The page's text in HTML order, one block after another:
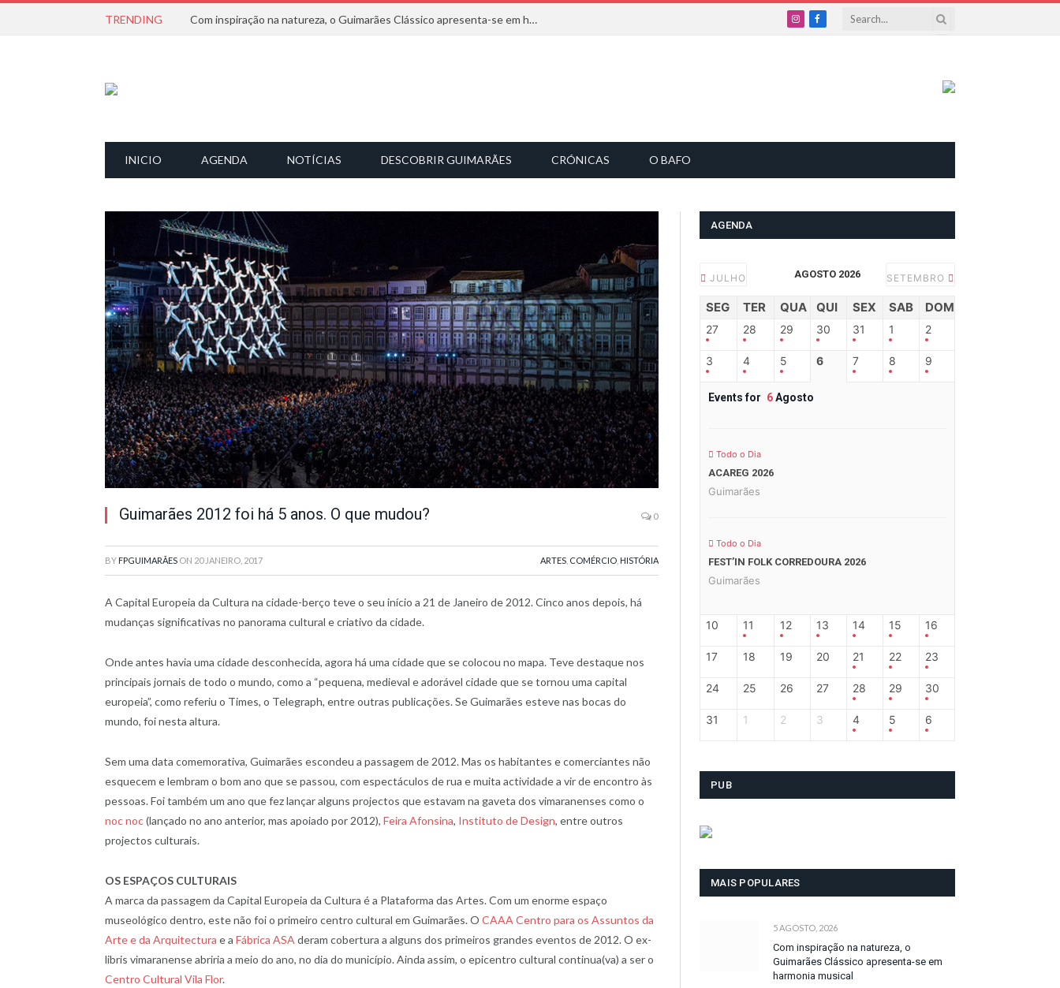
TRENDING Com inspiração na natureza, o Guimarães Clássico apresenta-se em harmonia musical
InstagramFacebook
INICIO AGENDA NOTÍCIAS DESCOBRIR GUIMARÃES CRÓNICAS O BAFO
Guimarães 2012 foi há 5 anos. O que mudou? 0
BY FPGUIMARÃES ON 20 JANEIRO, 2017 ARTES COMÉRCIO HISTÓRIA
A Capital Europeia da Cultura na cidade-berço teve o seu início a 21 de Janeiro de 2012. Cinco anos depois, há
mudanças significativas no panorama cultural e criativo da cidade.
Onde antes havia uma cidade desconhecida, agora há uma cidade que se colocou no mapa. Teve destaque nos
principais jornais de todo o mundo, como a “pequena, medieval e adorável cidade que se tornou uma capital
europeia”, como referiu o Times, o Telegraph, entre outras publicações. Se Guimarães esteve nas bocas do
mundo, foi nesta altura.
Sem uma data comemorativa, Guimarães escondeu a passagem de 2012. Mas os habitantes e comerciantes não
esquecem e lembram o bom ano que se passou, com espectáculos de rua e muita actividade a vir de encontro às
pessoas. Foi também um ano que fez lançar alguns projectos que estavam na gaveta dos vimaranenses como o
noc noc(lançado no ano anterior, mas apoiado por 2012), Feira Afonsina, Instituto de Design, entre outros
projectos culturais.
OS ESPAÇOS CULTURAIS
A marca da passagem da Capital Europeia da Cultura é a Plataforma das Artes. Com um enorme espaço
museológico dentro, este não foi o primeiro centro cultural em Guimarães. O CAAA Centro para os Assuntos da
Arte e da Arquitectura e a Fábrica ASA deram cobertura a alguns dos primeiros grandes eventos de 2012. O ex-
libris vimaranense abriria a meio do ano, no dia do município. Ainda assim, o epicentro cultural continua(va) a ser o
Centro Cultural Vila Flor.
AGENDA
JULHO AGOSTO 2026 SETEMBRO
SEG TER QUA QUI SEX SAB DOM
27 28 29 30 31 1 2
3 4 5 6 7 8 9
Events for 6Agosto
Todo o Dia
ACAREG 2026
Guimarães
Todo o Dia
FEST’IN FOLK CORREDOURA 2026
Guimarães
10 11 12 13 14 15 16
17 18 19 20 21 22 23
24 25 26 27 28 29 30
31 1 2 3 4 5 6
PUB
MAIS POPULARES
5 AGOSTO, 2026
Com inspiração na natureza, o
Guimarães Clássico apresenta-se em
harmonia musical